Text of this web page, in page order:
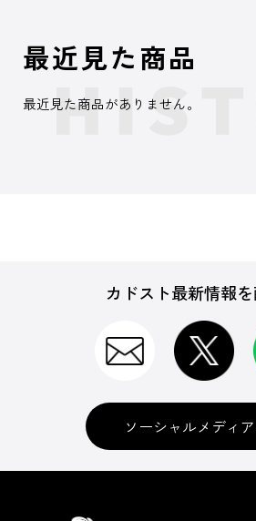
最近見た商品
最近見た商品がありません。
カドスト最新情報
ソーシャルメディ